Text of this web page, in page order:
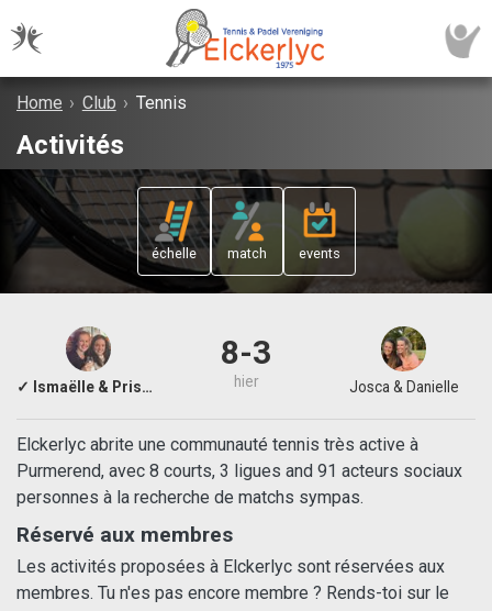
Home › Club › Tennis
Activités
échelle match events
✓ Ismaëlle & Priscilla
8-3
hier Josca & Danielle
Elckerlyc abrite une communauté tennis très active à
Purmerend, avec 8 courts, 3 ligues and 91 acteurs sociaux
personnes à la recherche de matchs sympas.
Réservé aux membres
Les activités proposées à Elckerlyc sont réservées aux
membres. Tu n'es pas encore membre ? Rends-toi sur le